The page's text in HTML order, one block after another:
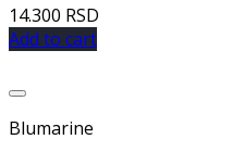
14.300 RSD
Add to cart
Blumarine